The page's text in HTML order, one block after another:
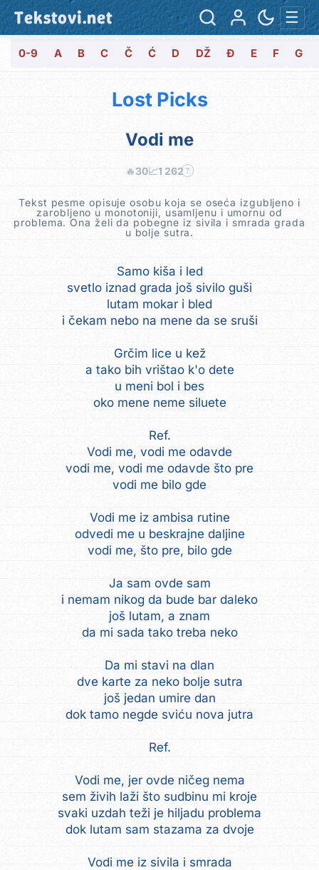
Tekstovi.net ☰
0-9 A B C Č Ć D DŽ Đ E F G
Lost Picks
Vodi me
🔥30📈1 262 ?
Tekst pesme opisuje osobu koja se oseća izgubljeno i
zarobljeno u monotoniji, usamljenu i umornu od
problema. Ona želi da pobegne iz sivila i smrada grada
u bolje sutra.
Samo kiša i led
svetlo iznad grada još sivilo guši
lutam mokar i bled
i čekam nebo na mene da se sruši
Grčim lice u kež
a tako bih vrištao k'o dete
u meni bol i bes
oko mene neme siluete
Ref.
Vodi me, vodi me odavde
vodi me, vodi me odavde što pre
vodi me bilo gde
Vodi me iz ambisa rutine
odvedi me u beskrajne daljine
vodi me, što pre, bilo gde
Ja sam ovde sam
i nemam nikog da bude bar daleko
još lutam, a znam
da mi sada tako treba neko
Da mi stavi na dlan
dve karte za neko bolje sutra
još jedan umire dan
dok tamo negde sviću nova jutra
Ref.
Vodi me, jer ovde ničeg nema
sem živih laži što sudbinu mi kroje
svaki uzdah teži je hiljadu problema
dok lutam sam stazama za dvoje
Vodi me iz sivila i smrada